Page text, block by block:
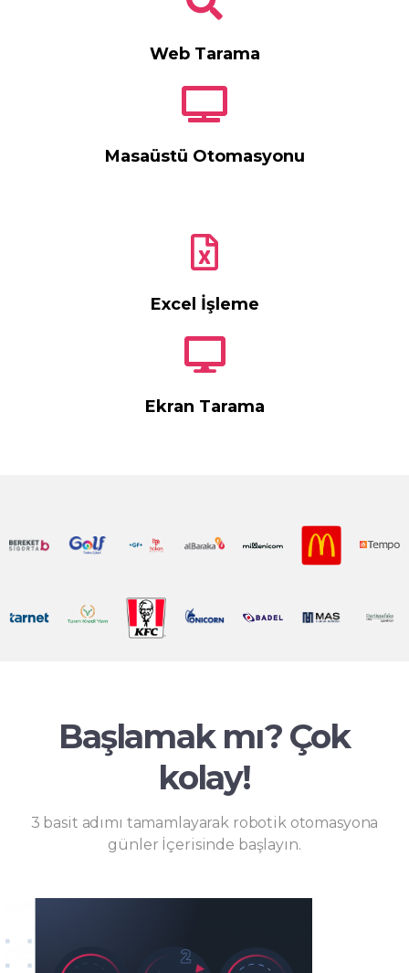
Web Tarama
Masaüstü Otomasyonu
Excel İşleme
Ekran Tarama
Başlamak mı? Çok
kolay!
3 basit adımı tamamlayarak robotik otomasyona
günler İçerisinde başlayın.